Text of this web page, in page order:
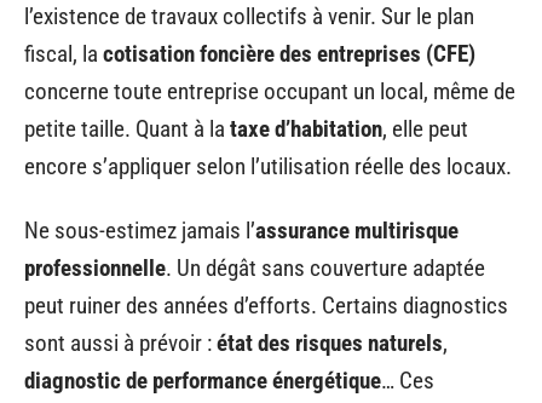
l’existence de travaux collectifs à venir. Sur le plan
fiscal, la cotisation foncière des entreprises (CFE)
concerne toute entreprise occupant un local, même de
petite taille. Quant à la taxe d’habitation, elle peut
encore s’appliquer selon l’utilisation réelle des locaux.
Ne sous-estimez jamais l’assurance multirisque
professionnelle. Un dégât sans couverture adaptée
peut ruiner des années d’efforts. Certains diagnostics
sont aussi à prévoir :état des risques naturels,
diagnostic de performance énergétique… Ces